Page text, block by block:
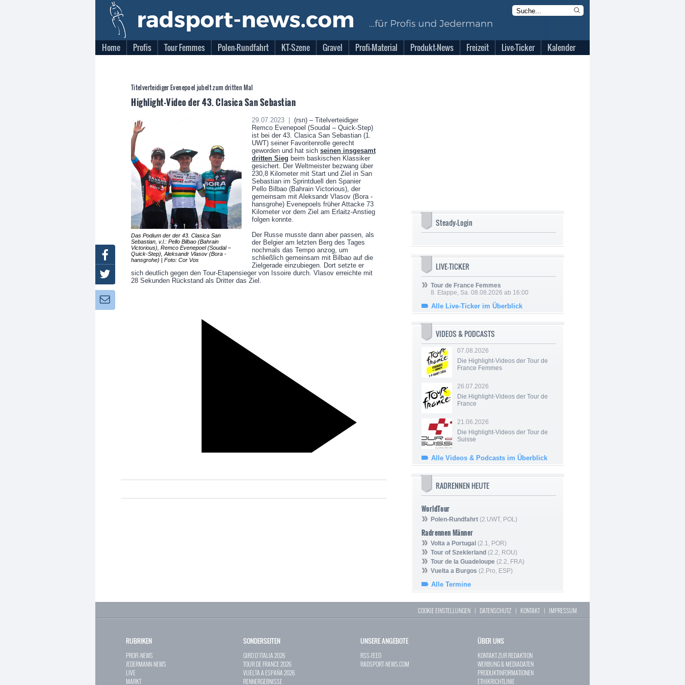
Home Profis Tour Femmes Polen-Rundfahrt KT-Szene Gravel Profi-Material Produkt-News Freizeit Live-Ticker Kalender
Titelverteidiger Evenepoel jubelt zum dritten Mal
Highlight-Video der 43. Clasica San Sebastian
Das Podium der der 43. Clasica San
Sebastian, v.l.: Pello Bilbao (Bahrain
Victorious), Remco Evenepoel (Soudal –
Quick-Step), Aleksandr Vlasov (Bora -
hansgrohe) | Foto: Cor Vos
29.07.2023 |
(rsn) – Titelverteidiger
Remco Evenepoel (Soudal – Quick-Step)
ist bei der 43. Clasica San Sebastian (1.
UWT) seiner Favoritenrolle gerecht
geworden und hat sich seinen insgesamt
dritten Sieg beim baskischen Klassiker
gesichert. Der Weltmeister bezwang über
230,8 Kilometer mit Start und Ziel in San
Sebastian im Sprintduell den Spanier
Pello Bilbao (Bahrain Victorious), der
gemeinsam mit Aleksandr Vlasov (Bora -
hansgrohe) Evenepoels früher Attacke 73
Kilometer vor dem Ziel am Erlaitz-Anstieg
folgen konnte.
Der Russe musste dann aber passen, als
der Belgier am letzten Berg des Tages
nochmals das Tempo anzog, um
schließlich gemeinsam mit Bilbao auf die
Zielgerade einzubiegen. Dort setzte er
sich deutlich gegen den Tour-Etapensieger von Issoire durch. Vlasov erreichte mit
28 Sekunden Rückstand als Dritter das Ziel.
Steady-Login
LIVE-TICKER
Tour de France Femmes
8. Etappe, Sa. 08.08.2026 ab 16:00
Alle Live-Ticker im Überblick
VIDEOS & PODCASTS
07.08.2026
Die Highlight-Videos der Tour de
France Femmes
26.07.2026
Die Highlight-Videos der Tour de
France
21.06.2026
Die Highlight-Videos der Tour de
Suisse
Alle Videos & Podcasts im Überblick
RADRENNEN HEUTE
WorldTour
Polen-Rundfahrt (2.UWT, POL)
Radrennen Männer
Volta a Portugal (2.1, POR)
Tour of Szeklerland (2.2, ROU)
Tour de la Guadeloupe (2.2, FRA)
Vuelta a Burgos (2.Pro, ESP)
Alle Termine
Facebook
Twitter
COOKIE EINSTELLUNGEN | DATENSCHUTZ | KONTAKT| IMPRESSUM
RUBRIKEN
PROFI-NEWS
JEDERMANN-NEWS
LIVE
MARKT
SONDERSEITEN
GIRO D`ITALIA 2026
TOUR DE FRANCE 2026
VUELTA A ESPAÑA 2026
RENNERGEBNISSE
UNSERE ANGEBOTE
RSS-FEED
RADSPORT-NEWS.COM
ÜBER UNS
KONTAKT ZUR REDAKTION
WERBUNG & MEDIADATEN
PRODUKTINFORMATIONEN
ETHIKRICHTLINIE